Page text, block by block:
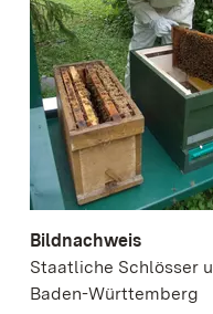
Bildnachweis
Staatliche Schlösser
Baden-Württemberg